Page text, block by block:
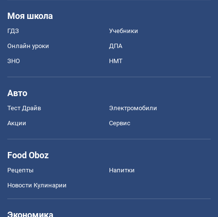
Моя школа
ГДЗ Учебники
Онлайн уроки ДПА
ЗНО НМТ
Авто
Тест Драйв Электромобили
Акции Сервис
Food Oboz
Рецепты Напитки
Новости Кулинарии
Экономика